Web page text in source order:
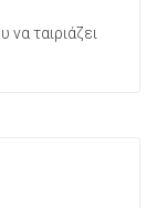
ταιριάζει